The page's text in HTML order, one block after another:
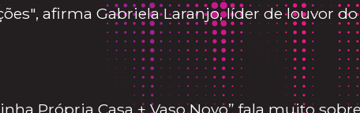
afirma Gabriela Laranjo, líder de louvor
Própria Casa + Vaso Novo” fala muito